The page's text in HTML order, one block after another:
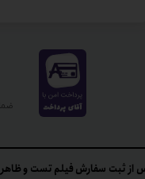
از ثبت سفارش فیلم تست و ظاهر